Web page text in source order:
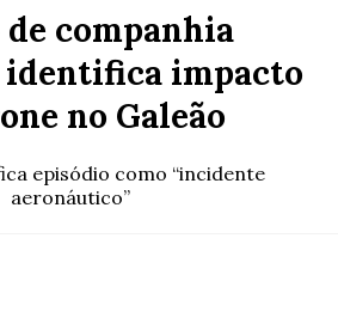
companhia
impacto
no Galeão
episódio como “incidente
aeronáutico”